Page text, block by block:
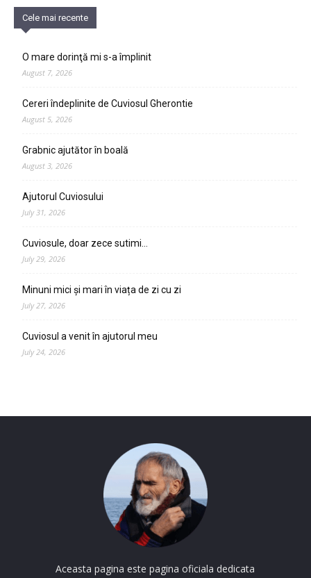
Cele mai recente
O mare dorinţă mi s-a împlinit
August 7, 2026
Cereri îndeplinite de Cuviosul Gherontie
August 5, 2026
Grabnic ajutător în boală
August 3, 2026
Ajutorul Cuviosului
July 31, 2026
Cuviosule, doar zece sutimi…
July 29, 2026
Minuni mici și mari în viața de zi cu zi
July 27, 2026
Cuviosul a venit în ajutorul meu
July 24, 2026
Aceasta pagina este pagina oficiala dedicata